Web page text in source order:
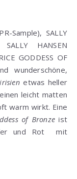
Sample), SALLY
HANSEN
GODDESS OF
wunderschöne,
etwas heller
leicht matten
warm wirkt. Eine
of Bronze ist
und Rot mit